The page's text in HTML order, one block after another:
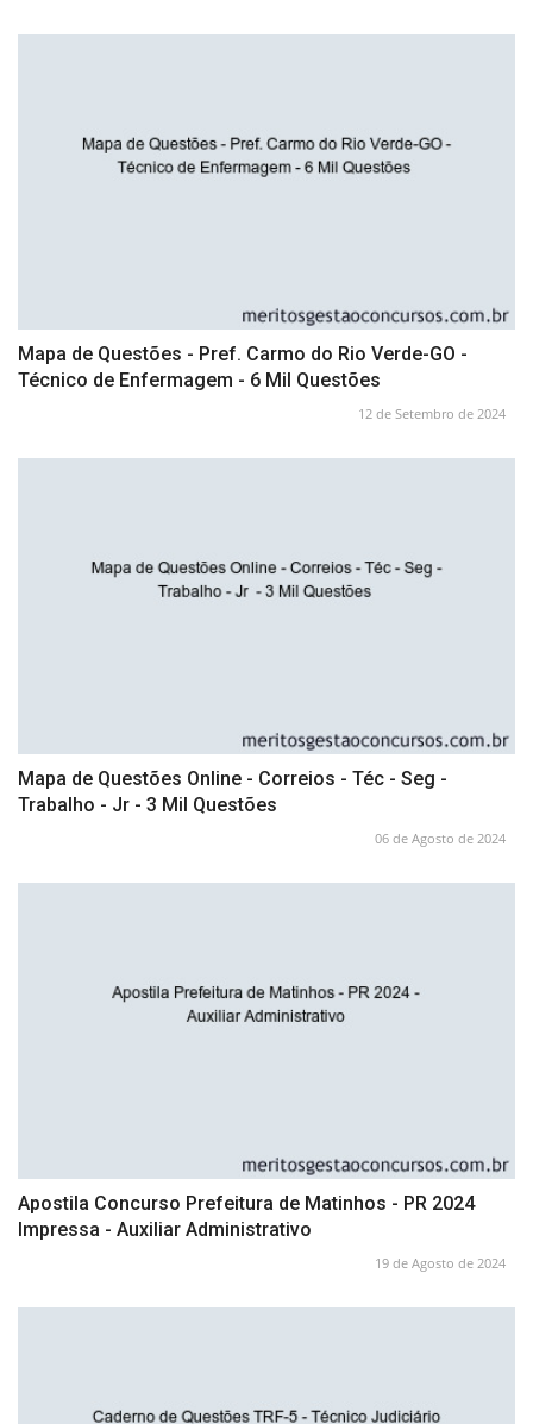
Mapa de Questões - Pref. Carmo do Rio Verde-GO -
Técnico de Enfermagem - 6 Mil Questões
12 de Setembro de 2024
Mapa de Questões Online - Correios - Téc - Seg -
Trabalho - Jr - 3 Mil Questões
06 de Agosto de 2024
Apostila Concurso Prefeitura de Matinhos - PR 2024
Impressa - Auxiliar Administrativo
19 de Agosto de 2024